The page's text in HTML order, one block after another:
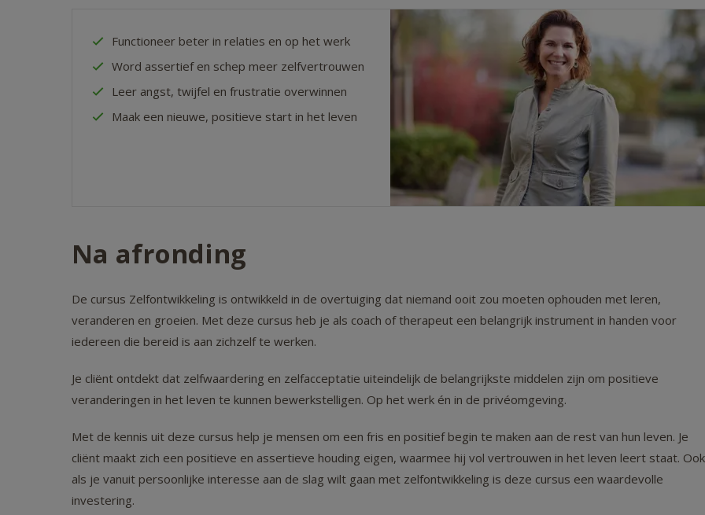
Functioneer beter in relaties en op het werk
Word assertief en schep meer zelfvertrouwen
Leer angst, twijfel en frustratie overwinnen
Maak een nieuwe, positieve start in het leven
Na afronding
De cursus Zelfontwikkeling is ontwikkeld in de overtuiging dat niemand ooit zou moeten ophouden met leren,
veranderen en groeien. Met deze cursus heb je als coach of therapeut een belangrijk instrument in handen voor
iedereen die bereid is aan zichzelf te werken.
Je cliënt ontdekt dat zelfwaardering en zelfacceptatie uiteindelijk de belangrijkste middelen zijn om positieve
veranderingen in het leven te kunnen bewerkstelligen. Op het werk én in de privéomgeving.
Met de kennis uit deze cursus help je mensen om een fris en positief begin te maken aan de rest van hun leven. Je
cliënt maakt zich een positieve en assertieve houding eigen, waarmee hij vol vertrouwen in het leven leert staat. Ook
als je vanuit persoonlijke interesse aan de slag wilt gaan met zelfontwikkeling is deze cursus een waardevolle
investering.